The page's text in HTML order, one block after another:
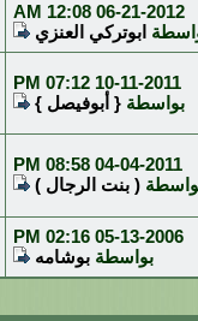
06-21-2012
12:08 AM
ابوتركي العنزي
10-11-2011
07:12 PM
بواسطة { أبوفيصل }
04-04-2011
08:58 PM
( بنت الرجال )
05-13-2006
02:16 PM
بواسطة بوشامه